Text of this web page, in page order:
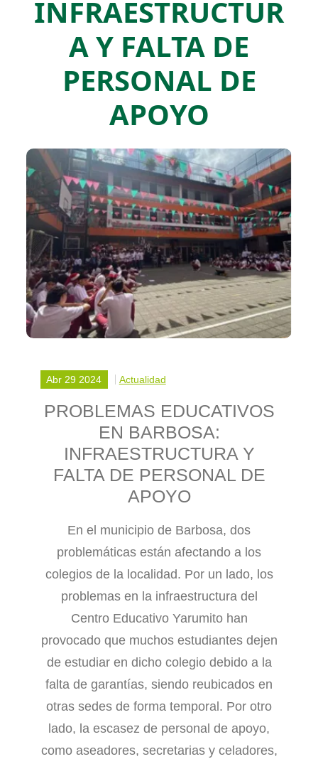
INFRAESTRUCTUR
A Y FALTA DE
PERSONAL DE
APOYO​
Abr 29 2024 Actualidad
PROBLEMAS EDUCATIVOS
EN BARBOSA:
INFRAESTRUCTURA Y
FALTA DE PERSONAL DE
APOYO
En el municipio de Barbosa, dos
problemáticas están afectando a los
colegios de la localidad. Por un lado, los
problemas en la infraestructura del
Centro Educativo Yarumito han
provocado que muchos estudiantes dejen
de estudiar en dicho colegio debido a la
falta de garantías, siendo reubicados en
otras sedes de forma temporal. Por otro
lado, la escasez de personal de apoyo,
como aseadores, secretarias y celadores,